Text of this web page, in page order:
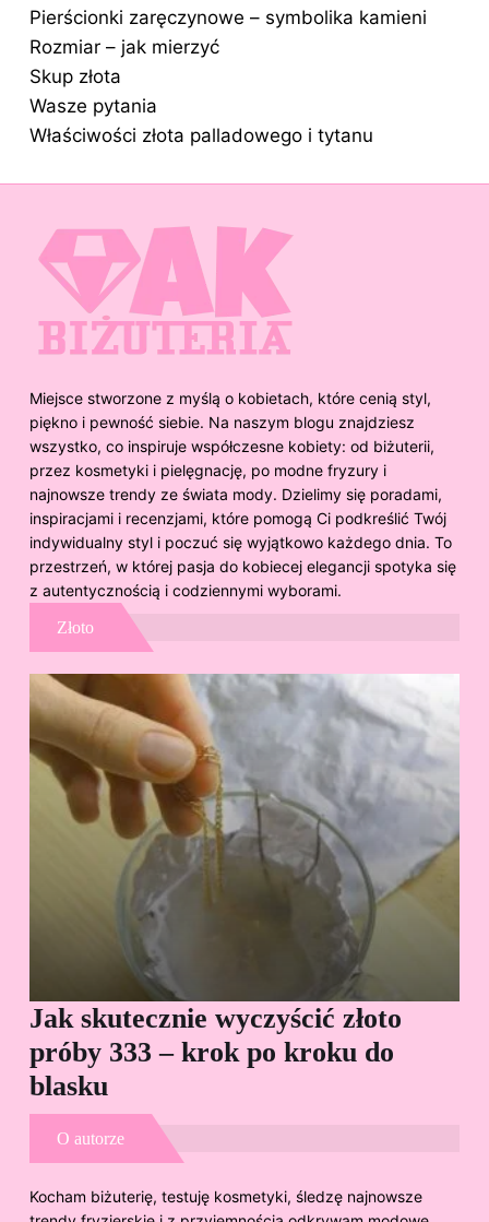
Pierścionki zaręczynowe – symbolika kamieni
Rozmiar – jak mierzyć
Skup złota
Wasze pytania
Właściwości złota palladowego i tytanu
Miejsce stworzone z myślą o kobietach, które cenią styl,
piękno i pewność siebie. Na naszym blogu znajdziesz
wszystko, co inspiruje współczesne kobiety: od biżuterii,
przez kosmetyki i pielęgnację, po modne fryzury i
najnowsze trendy ze świata mody. Dzielimy się poradami,
inspiracjami i recenzjami, które pomogą Ci podkreślić Twój
indywidualny styl i poczuć się wyjątkowo każdego dnia. To
przestrzeń, w której pasja do kobiecej elegancji spotyka się
z autentycznością i codziennymi wyborami.
Złoto
Jak skutecznie wyczyścić złoto
próby 333 – krok po kroku do
blasku
O autorze
Kocham biżuterię, testuję kosmetyki, śledzę najnowsze